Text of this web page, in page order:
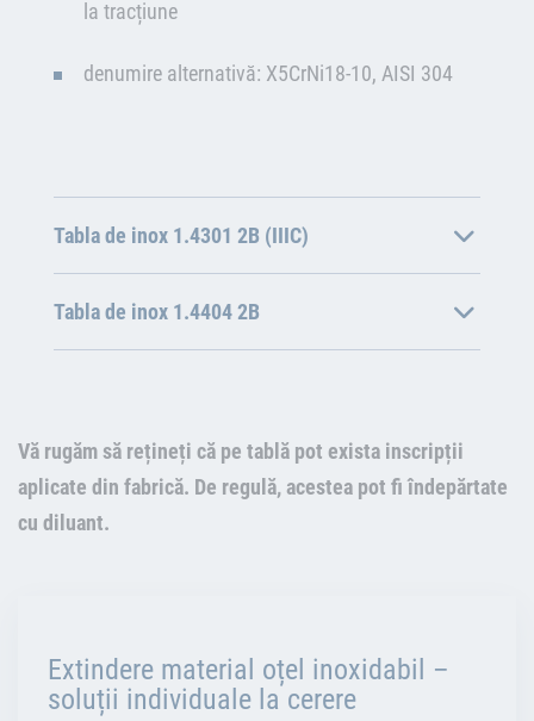
la tracțiune
denumire alternativă: X5CrNi18-10, AISI 304
Tabla de inox 1.4301 2B (IIIC)
Tabla de inox 1.4404 2B
Vă rugăm să rețineți că pe tablă pot exista inscripții
aplicate din fabrică. De regulă, acestea pot fi îndepărtate
cu diluant.
Extindere material oțel inoxidabil –
soluții individuale la cerere